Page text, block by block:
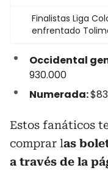
Finalistas Liga
enfrentado
Occidental
930.000
Numerada:
Estos fanáticos
comprar las
a través de la